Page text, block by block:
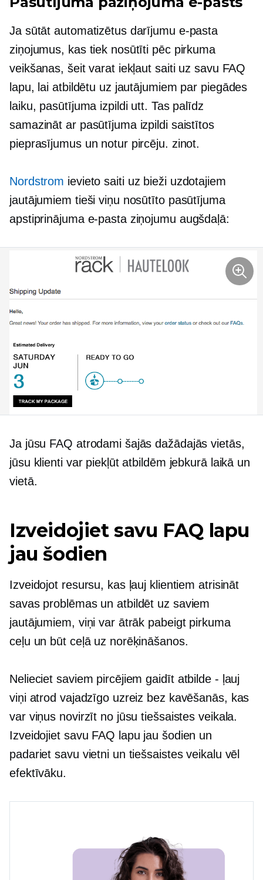
Ja sūtāt automatizētus darījumu e-pasta
ziņojumus, kas tiek nosūtīti pēc pirkuma
veikšanas, šeit varat iekļaut saiti uz savu FAQ
lapu, lai atbildētu uz jautājumiem par piegādes
laiku, pasūtījuma izpildi utt. Tas palīdz
samazināt ar pasūtījuma izpildi saistītos
pieprasījumus un notur pircēju. zinot.
Nordstrom ievieto saiti uz bieži uzdotajiem
jautājumiem tieši viņu nosūtīto pasūtījuma
apstiprinājuma e-pasta ziņojumu augšdaļā:
Ja jūsu FAQ atrodami šajās dažādajās vietās,
jūsu klienti var piekļūt atbildēm jebkurā laikā un
vietā.
Izveidojiet savu FAQ lapu
jau šodien
Izveidojot resursu, kas ļauj klientiem atrisināt
savas problēmas un atbildēt uz saviem
jautājumiem, viņi var ātrāk pabeigt pirkuma
ceļu un būt ceļā uz norēķināšanos.
Nelieciet saviem pircējiem gaidīt atbilde - ļauj
viņi atrod vajadzīgo uzreiz bez kavēšanās, kas
var viņus novirzīt no jūsu tiešsaistes veikala.
Izveidojiet savu FAQ lapu jau šodien un
padariet savu vietni un tiešsaistes veikalu vēl
efektīvāku.